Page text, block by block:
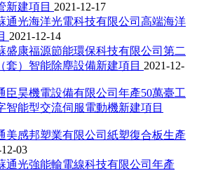
新建項目 2021-12-17
通光海洋光電科技有限公司高端海洋
2021-12-14
盛康福源節能環保科技有限公司第二
套）智能除塵設備新建項目 2021-12-
臣昊機電設備有限公司年產50萬臺工
智能型交流伺服電動機新建項目
美感邦塑業有限公司紙塑復合板生產
03
通光強能輸電線科技有限公司年產